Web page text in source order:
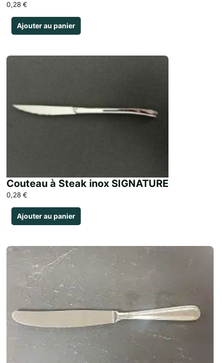
0,28 €
Ajouter au panier
Couteau à Steak inox SIGNATURE
0,28 €
Ajouter au panier